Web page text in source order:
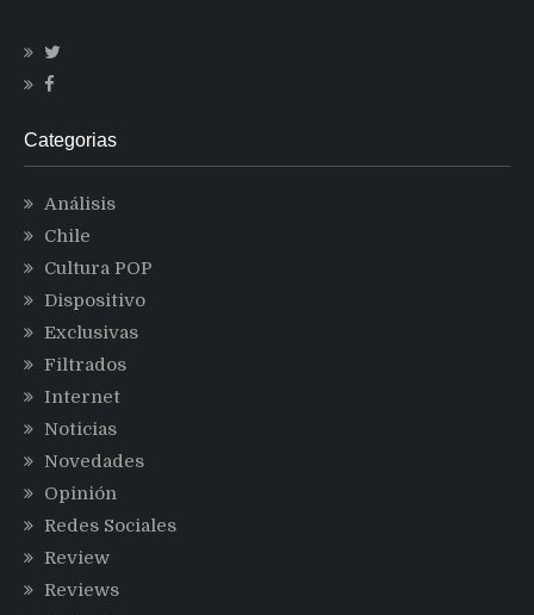
Categorias
Análisis
Chile
Cultura POP
Dispositivo
Exclusivas
Filtrados
Internet
Noticias
Novedades
Opinión
Redes Sociales
Review
Reviews